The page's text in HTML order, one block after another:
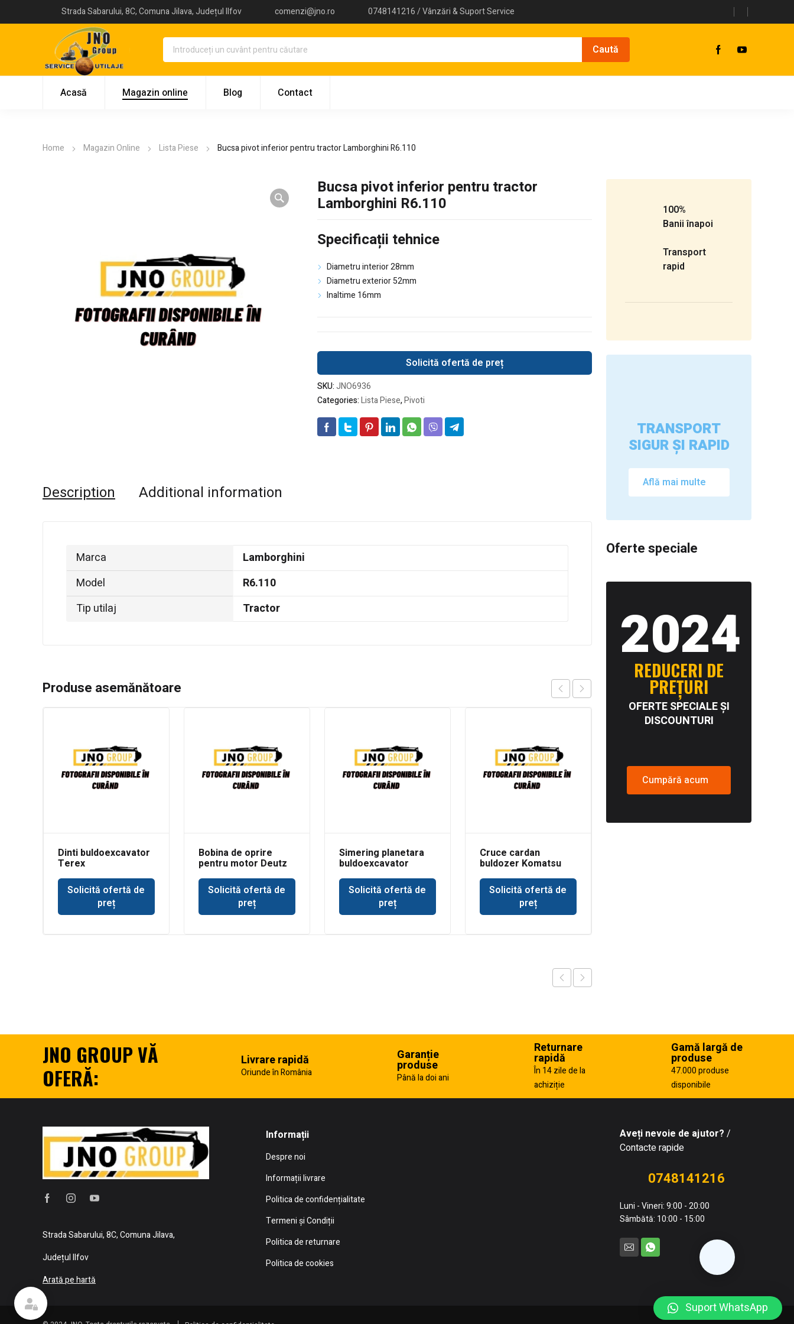
Strada Sabarului, 8C, Comuna Jilava, Județul Ilfov comenzi@jno.ro 0748141216 / Vânzări & Suport Service
Acasă Magazin online Blog Contact
Home Magazin Online Lista Piese Bucsa pivot inferior pentru tractor Lamborghini R6.110
Bucsa pivot inferior pentru tractor
Lamborghini R6.110
Specificații tehnice
Diametru interior 28mm
Diametru exterior 52mm
Inaltime 16mm
Solicită ofertă de preț
SKU:JNO6936
Categories:Lista Piese,Pivoti
Description Additional information
Marca
Lamborghini
Model
R6.110
Tip utilaj
Tractor
Produse asemănătoare
Dinti buldoexcavator
Terex
Solicită ofertă de
preț
Bobina de oprire
pentru motor Deutz
Solicită ofertă de
preț
Simering planetara
buldoexcavator
Solicită ofertă de
preț
Cruce cardan
buldozer Komatsu
Solicită ofertă de
preț
100%
Banii înapoi
Transport
rapid
TRANSPORT
SIGUR ȘI RAPID
Află mai multe
Oferte speciale
2024
REDUCERI DE
PREȚURI
OFERTE SPECIALE ȘI
DISCOUNTURI
Cumpără acum
JNO GROUP VĂ
OFERĂ:
Livrare rapidă
Oriunde în România
Garanție
produse
Până la doi ani
Returnare
rapidă
În 14 zile de la
achiziție
Gamă largă de
produse
47.000 produse
disponibile
Strada Sabarului, 8C, Comuna Jilava,
Județul Ilfov
Arată pe hartă
Informații
Despre noi
Informații livrare
Politica de confidențialitate
Termeni și Condiții
Politica de returnare
Politica de cookies
Aveți nevoie de ajutor? /
Contacte rapide
0748141216
Luni - Vineri: 9:00 - 20:00
Sâmbătă: 10:00 - 15:00
Suport WhatsApp